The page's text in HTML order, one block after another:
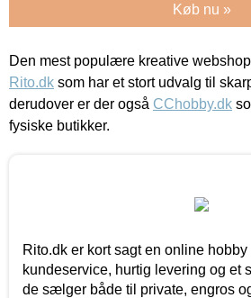
Køb nu »
Den mest populære kreative
Rito.dk som har et stort udvalg til
derudover er der også CChobby.dk
fysiske butikker.
Rito.dk er kort sagt en online
kundeservice, hurtig levering og et
de sælger både til private, engros